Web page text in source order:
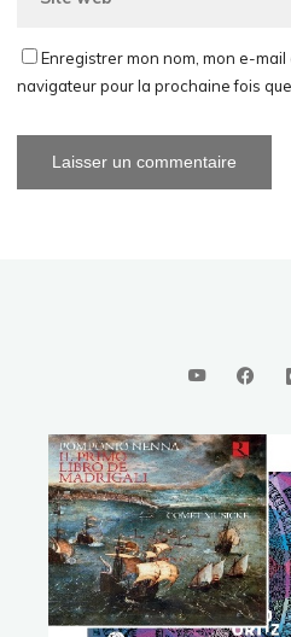
Enregistrer mon nom, mon e-mail
navigateur pour la prochaine fois